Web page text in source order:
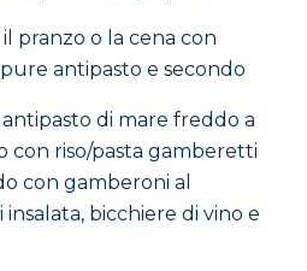
pranzo o la cena con
antipasto e secondo
di mare freddo a
con riso/pasta gamberetti
con gamberoni al
bicchiere di vino e